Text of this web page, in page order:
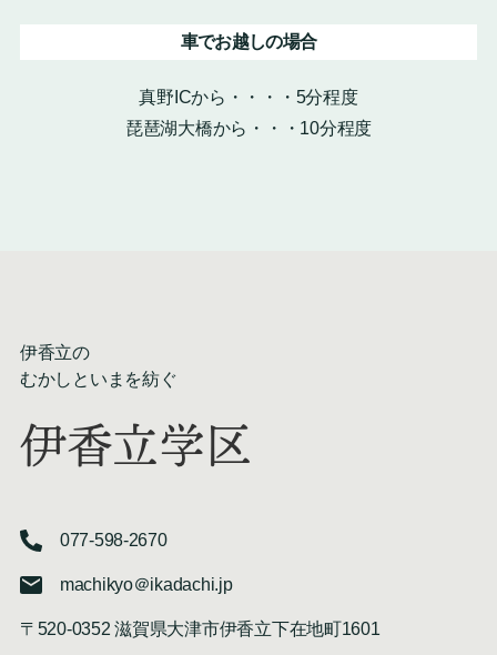
車でお越しの場合
真野ICから・・・・5分程度
琵琶湖大橋から・・・10分程度
伊香立の
むかしといまを紡ぐ
伊香立学区
077-598-2670
machikyo＠ikadachi.jp
〒520-0352 滋賀県大津市伊香立下在地町1601